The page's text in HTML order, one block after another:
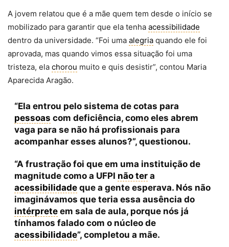
A jovem relatou que é a mãe quem tem desde o início se
mobilizado para garantir que ela tenha acessibilidade
dentro da universidade. “Foi uma alegria quando ele foi
aprovada, mas quando vimos essa situação foi uma
tristeza, ela chorou muito e quis desistir”, contou Maria
Aparecida Aragão.
“Ela entrou pelo sistema de cotas para
pessoas com deficiência, como eles abrem
vaga para se não há profissionais para
acompanhar esses alunos?”, questionou.
“A frustração foi que em uma instituição de
magnitude como a UFPI não tera
acessibilidadeque a gente esperava. Nós não
imaginávamos que teria essa ausência do
intérpreteem sala de aula, porque nós já
tínhamos falado com o núcleo de
acessibilidade”, completou a mãe.